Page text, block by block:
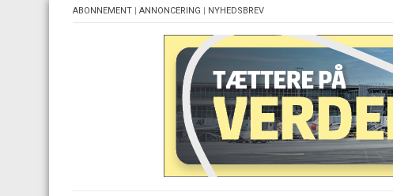
ABONNEMENT | ANNONCERING | NYHEDSBREV